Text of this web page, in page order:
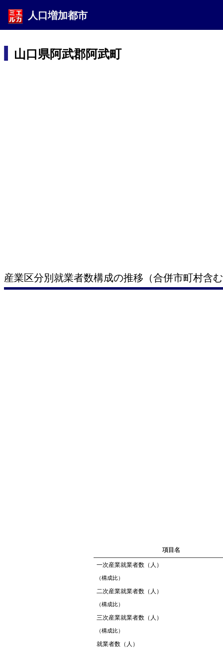
人口増加都市
山口県阿武郡阿武町
産業区分別就業者数構成の推移（合併市町村含
項目名
一次産業就業者数（人）
（構成比）
二次産業就業者数（人）
（構成比）
三次産業就業者数（人）
（構成比）
就業者数（人）